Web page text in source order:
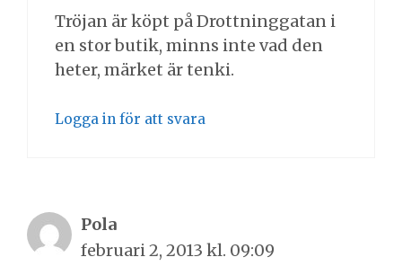
Tröjan är köpt på Drottninggatan i
en stor butik, minns inte vad den
heter, märket är tenki.
Logga in för att svara
Pola
februari 2, 2013 kl. 09:09